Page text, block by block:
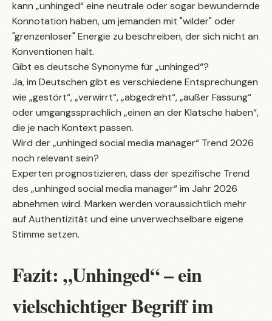
kann „unhinged“ eine neutrale oder sogar bewundernde
Konnotation haben, um jemanden mit "wilder" oder
"grenzenloser" Energie zu beschreiben, der sich nicht an
Konventionen hält.
Gibt es deutsche Synonyme für „unhinged“?
Ja, im Deutschen gibt es verschiedene Entsprechungen
wie „gestört“, „verwirrt“, „abgedreht“, „außer Fassung“
oder umgangssprachlich „einen an der Klatsche haben“,
die je nach Kontext passen.
Wird der „unhinged social media manager“ Trend 2026
noch relevant sein?
Experten prognostizieren, dass der spezifische Trend
des „unhinged social media manager“ im Jahr 2026
abnehmen wird. Marken werden voraussichtlich mehr
auf Authentizität und eine unverwechselbare eigene
Stimme setzen.
Fazit: „Unhinged“ – ein
vielschichtiger Begriff im